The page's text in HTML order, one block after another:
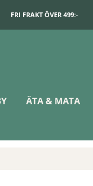
FRI FRAKT ÖVER 499:-
ÄTA & MATA